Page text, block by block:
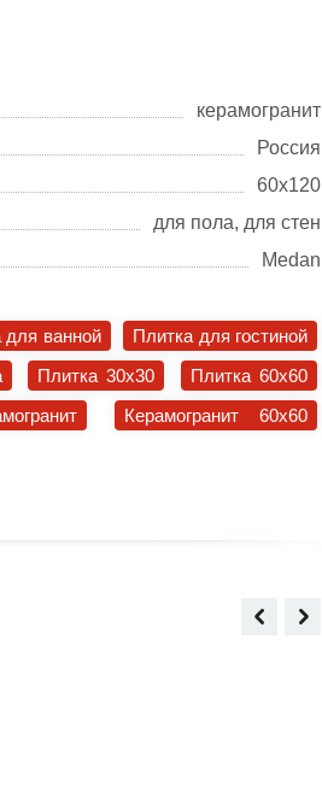
керамогранит
Россия
60х120
для пола, для стен
Medan
для ванной
Плитка для гостиной
Плитка 30x30
Плитка 60x60
Керамогранит 60x60